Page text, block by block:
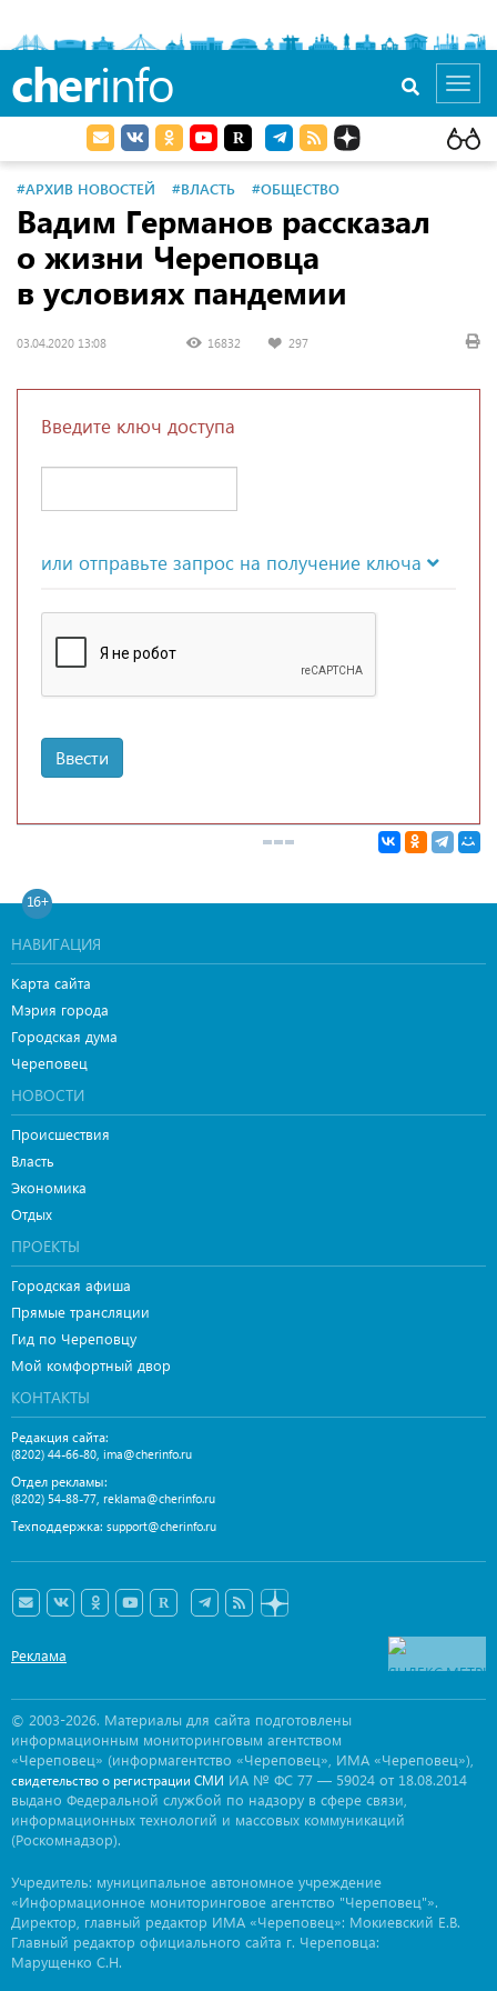
cherinfo
#АРХИВ НОВОСТЕЙ #ВЛАСТЬ #ОБЩЕСТВО
Вадим Германов рассказал
о жизни Череповца
в условиях пандемии
03.04.2020 13:08 16832 297
Введите ключ доступа
или отправьте запрос на получение ключа
Ввести
16+
НАВИГАЦИЯ
Карта сайта
Мэрия города
Городская дума
Череповец
НОВОСТИ
Происшествия
Власть
Экономика
Отдых
ПРОЕКТЫ
Городская афиша
Прямые трансляции
Гид по Череповцу
Мой комфортный двор
КОНТАКТЫ
Редакция сайта:
(8202) 44-66-80 ima@cherinfo.ru
Отдел рекламы:
(8202) 54-88-77 reklama@cherinfo.ru
Техподдержка: support@cherinfo.ru
Реклама
© 2003-2026. Материалы для сайта подготовлены
информационным мониторинговым агентством
«Череповец» (информагентство «Череповец», ИМА «Череповец»),
свидетельство о регистрации СМИ ИА № ФС 77 — 59024 от 18.08.2014
выдано Федеральной службой по надзору в сфере связи,
информационных технологий и массовых коммуникаций
(Роскомнадзор).
Учредитель: муниципальное автономное учреждение
«Информационное мониторинговое агентство "Череповец"».
Директор, главный редактор ИМА «Череповец»: Мокиевский Е.В.
Главный редактор официального сайта г. Череповца:
Марущенко С.Н.